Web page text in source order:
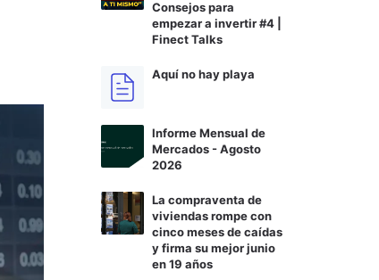
Consejos para
empezar a invertir #4 |
Finect Talks
Aquí no hay playa
Informe Mensual de
Mercados - Agosto
2026
La compraventa de
viviendas rompe con
cinco meses de caídas
y firma su mejor junio
en 19 años